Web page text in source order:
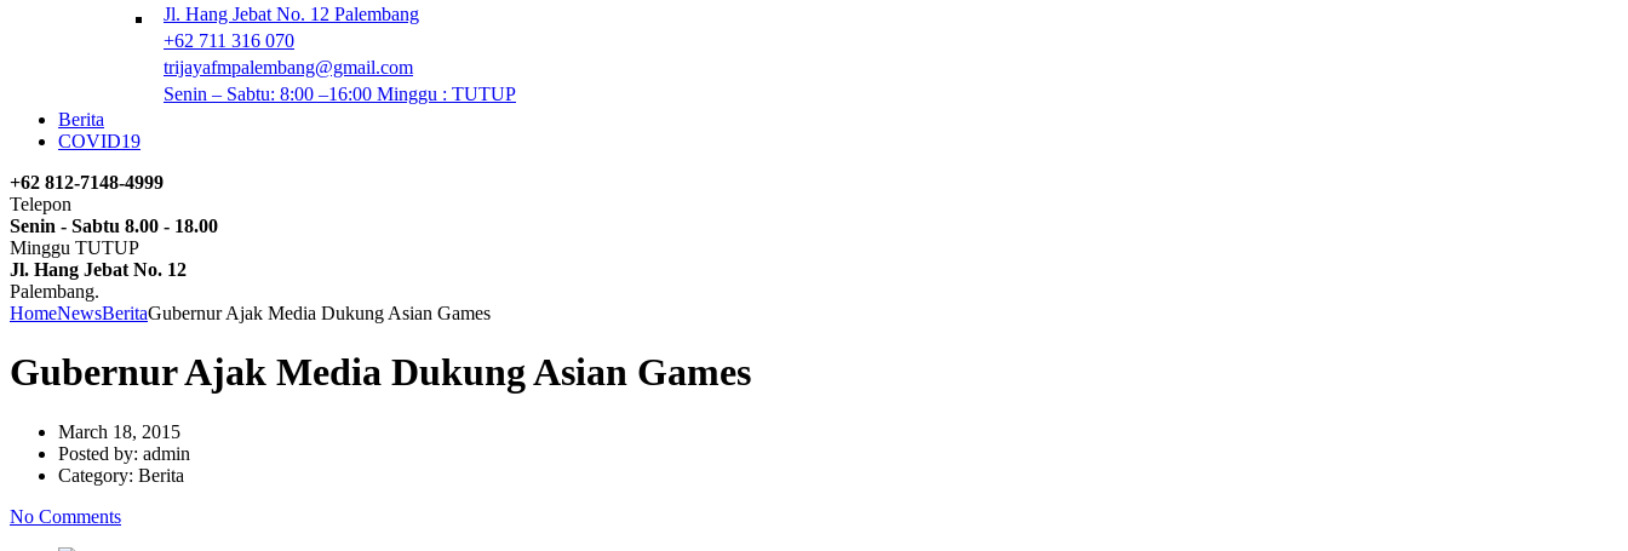
Jl. Hang Jebat No. 12 Palembang
+62 711 316 070
trijayafmpalembang@gmail.com
Senin – Sabtu: 8:00 –16:00 Minggu : TUTUP
Berita
COVID19
+62 812-7148-4999
Telepon
Senin - Sabtu 8.00 - 18.00
Minggu TUTUP
Jl. Hang Jebat No. 12
Palembang.
HomeNewsBeritaGubernur Ajak Media Dukung Asian Games
Gubernur Ajak Media Dukung Asian Games
March 18, 2015
Posted by: admin
Category: Berita
No Comments